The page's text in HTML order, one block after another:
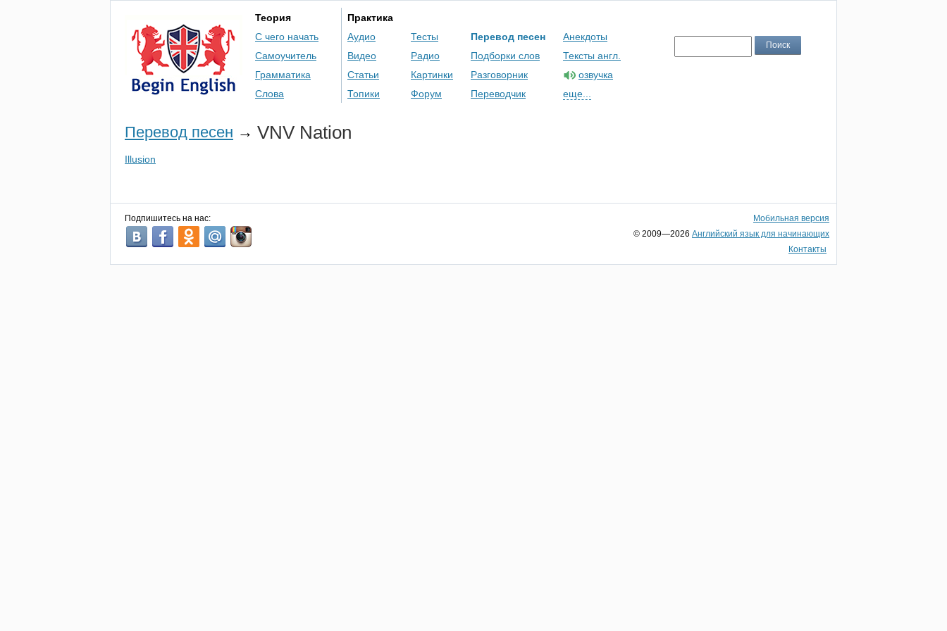
Теория
С чего начать
Самоучитель
Грамматика
Слова
Практика
Аудио
Видео
Статьи
Топики
Тесты
Радио
Картинки
Форум
Перевод песен
Подборки слов
Разговорник
Переводчик
Анекдоты
Тексты англ.
озвучка
еще...
Перевод песен → VNV Nation
Illusion
Подпишитесь на нас:
Мобильная версия
© 2009—2026 Английский язык для начинающих
Контакты